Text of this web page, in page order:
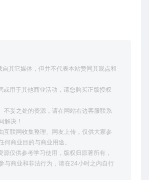
自其它媒体，但并不代表本站赞同其观点和
或用于其他商业活动，请您购买正版授权
不妥之处的资源，请在网站右边客服联系
解决！
互联网收集整理、网友上传，仅供大家参
何商业目的与商业用途。
源仅供参考学习使用，版权归原著所有，
与商业和非法行为，请在24小时之内自行